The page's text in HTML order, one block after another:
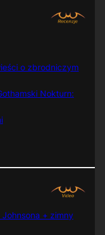
o zbrodniczym
Nokturn:
Johnsona + zimny